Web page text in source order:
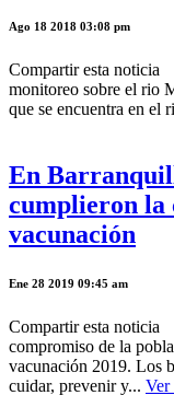
Ago 18 2018 03:08 pm
Compartir esta
monitoreo sobre el rio
que se encuentra en el
En
cumplieron la
vacunación
Ene 28 2019 09:45 am
Compartir esta
compromiso de la
vacunación 2019. Los
cuidar, prevenir y... Ver